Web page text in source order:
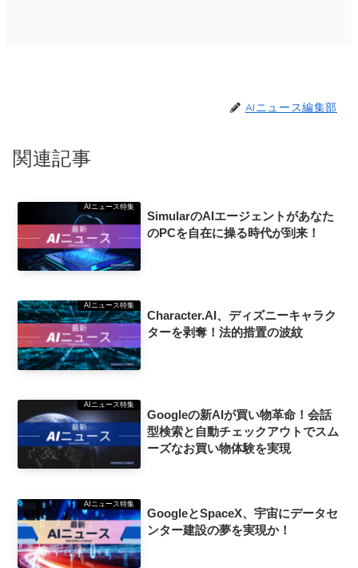
AIニュース編集部
関連記事
AIニュース特集
SimularのAIエージェントがあなた
のPCを自在に操る時代が到来！
AIニュース特集
Character.AI、ディズニーキャラク
ターを剥奪！法的措置の波紋
AIニュース特集
Googleの新AIが買い物革命！会話
型検索と自動チェックアウトでスム
ーズなお買い物体験を実現
AIニュース特集
GoogleとSpaceX、宇宙にデータセ
ンター建設の夢を実現か！